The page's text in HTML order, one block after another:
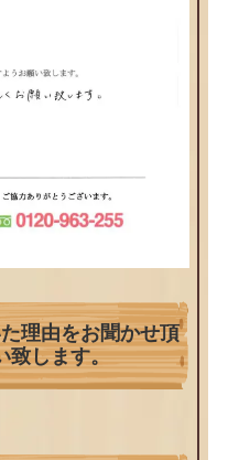
理由をお聞かせ頂
致します。